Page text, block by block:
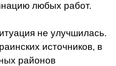
любых работ.
не улучшилась.
источников, в
районов